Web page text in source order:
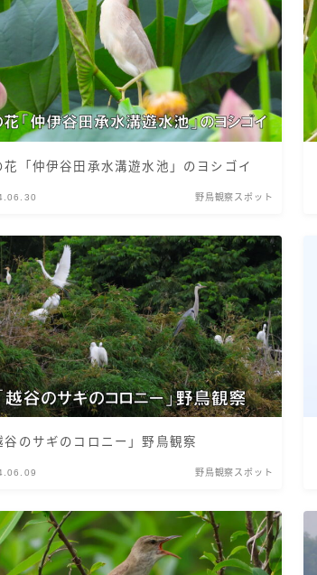
花「仲伊谷田承水溝遊水池」のヨシゴイ
野鳥観察スポット
谷のサギのコロニー」野鳥観察
野鳥観察スポット